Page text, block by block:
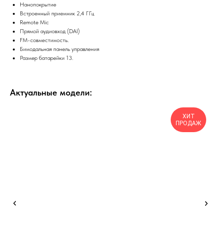
Нанопокрытие
Встроенный приемник 2,4 ГГц
Remote Mic
Прямой аудиовход (DAI)
FM-совместимость.
Бимодальная панель управления
Размер батарейки 13.
Актуальные модели:
ХИТ
ПРОДАЖ